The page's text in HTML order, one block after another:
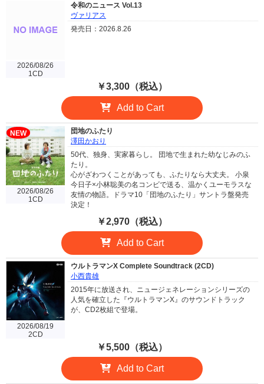
2026/08/26
1CD
令和のニュース Vol.13
ヴァリアス
発売日：2026.8.26
￥3,300（税込）
Add to Cart
NEW
2026/08/26
1CD
団地のふたり
澤田かおり
50代、独身、実家暮らし。 団地で生まれた幼なじみのふ
たり。
心がざわつくことがあっても、ふたりなら大丈夫。 小泉
今日子×小林聡美の名コンビで送る、温かくユーモラスな
友情の物語。ドラマ10「団地のふたり」サントラ盤発売
決定！
￥2,970（税込）
Add to Cart
2026/08/19
2CD
ウルトラマンX Complete Soundtrack (2CD)
小西貴雄
2015年に放送され、ニュージェネレーションシリーズの
人気を確立した『ウルトラマンX』のサウンドトラック
が、CD2枚組で登場。
￥5,500（税込）
Add to Cart